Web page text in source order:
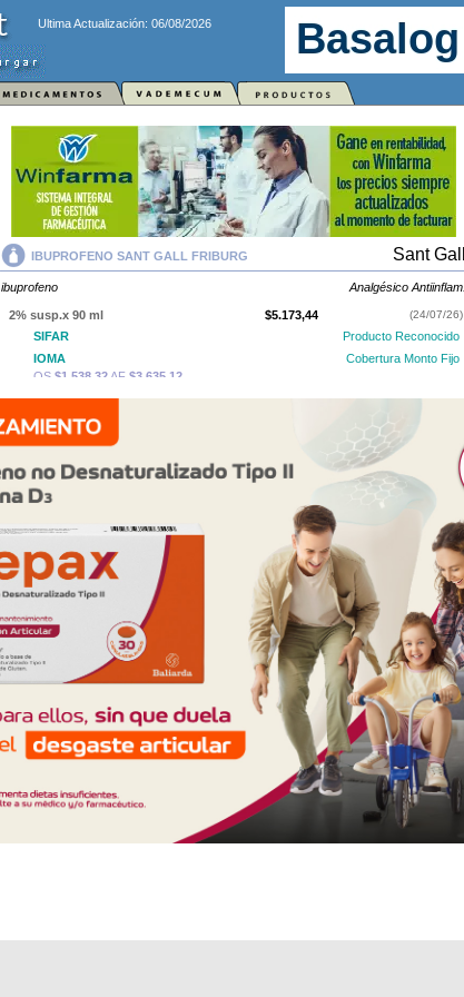
Ultima Actualización: 06/08/2026
IBUPROFENO SANT GALL FRIBURG Sant Gall
ibuprofeno Analgésico Antiinflam.
2% susp.x 90 ml $5.173,44 (24/07/26)
SIFAR
Producto Reconocido
IOMA
Cobertura Monto Fijo
OS $1.538,32 AF $3.635,12
ibuprofenoy se indica
comoAnalgésico Antiinflam.. Es producido por Sant Gally cuenta con 1
Explorar más
Otros productos conibuprofeno
Otros productos deSant Gall